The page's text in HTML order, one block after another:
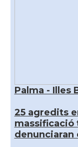
Palma - Illes
25 agredits
massificació
denunciaran